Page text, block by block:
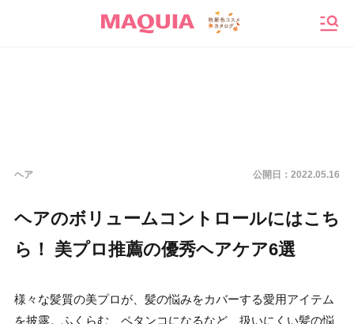
ヘア 公開日： 2022.05.16
ヘアのボリュームコントロールにはこち
ら！ 美プロ推薦の優秀ヘアケア6選
様々な髪質の美プロが、髪の悩みをカバーする愛用アイテム
を披露。ふくらむ、ペタンコになるなど、扱いにくい髪の悩